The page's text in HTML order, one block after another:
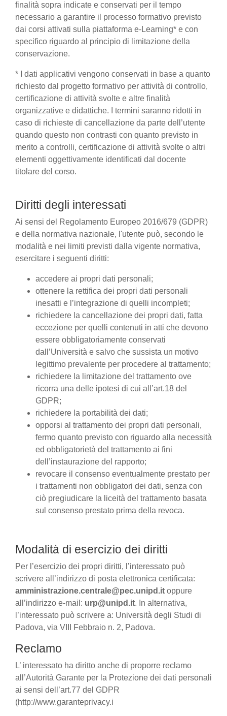
finalità sopra indicate e conservati per il tempo
necessario a garantire il processo formativo previsto
dai corsi attivati sulla piattaforma e-Learning* e con
specifico riguardo al principio di limitazione della
conservazione.
* I dati applicativi vengono conservati in base a quanto
richiesto dal progetto formativo per attività di controllo,
certificazione di attività svolte e altre finalità
organizzative e didattiche. I termini saranno ridotti in
caso di richieste di cancellazione da parte dell’utente
quando questo non contrasti con quanto previsto in
merito a controlli, certificazione di attività svolte o altri
elementi oggettivamente identificati dal docente
titolare del corso.
Diritti degli interessati
Ai sensi del Regolamento Europeo 2016/679 (GDPR)
e della normativa nazionale, l'utente può, secondo le
modalità e nei limiti previsti dalla vigente normativa,
esercitare i seguenti diritti:
accedere ai propri dati personali;
ottenere la rettifica dei propri dati personali
inesatti e l’integrazione di quelli incompleti;
richiedere la cancellazione dei propri dati, fatta
eccezione per quelli contenuti in atti che devono
essere obbligatoriamente conservati
dall’Università e salvo che sussista un motivo
legittimo prevalente per procedere al trattamento;
richiedere la limitazione del trattamento ove
ricorra una delle ipotesi di cui all’art.18 del
GDPR;
richiedere la portabilità dei dati;
opporsi al trattamento dei propri dati personali,
fermo quanto previsto con riguardo alla necessità
ed obbligatorietà del trattamento ai fini
dell’instaurazione del rapporto;
revocare il consenso eventualmente prestato per
i trattamenti non obbligatori dei dati, senza con
ciò pregiudicare la liceità del trattamento basata
sul consenso prestato prima della revoca.
Modalità di esercizio dei diritti
Per l’esercizio dei propri diritti, l’interessato può
scrivere all’indirizzo di posta elettronica certificata:
amministrazione.centrale@pec.unipd.it oppure
all’indirizzo e-mail: urp@unipd.it. In alternativa,
l’interessato può scrivere a: Università degli Studi di
Padova, via VIII Febbraio n. 2, Padova.
Reclamo
L’ interessato ha diritto anche di proporre reclamo
all’Autorità Garante per la Protezione dei dati personali
ai sensi dell’art.77 del GDPR
(http://www.garanteprivacy.i